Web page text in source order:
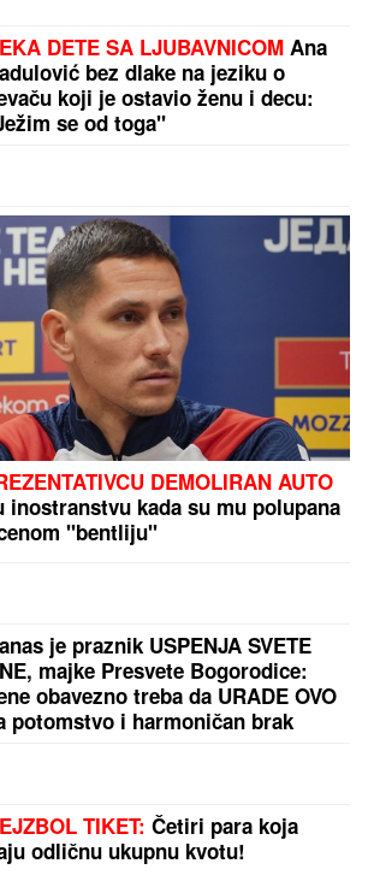
IMA OZBILJAN BIZNIS ZA KOJI SE
rijalitija i voditeljstva novac mu
"Ljudi mi dolaze
VAS
mešaju sa Svetom Petkom: Evo
i zašto jedna na ikonama drži
ASTRO-FENOMEN GODINE!
kapija 888 otvara se 8. avgusta
ogroman novac i
DETE SA LJUBAVNICOM